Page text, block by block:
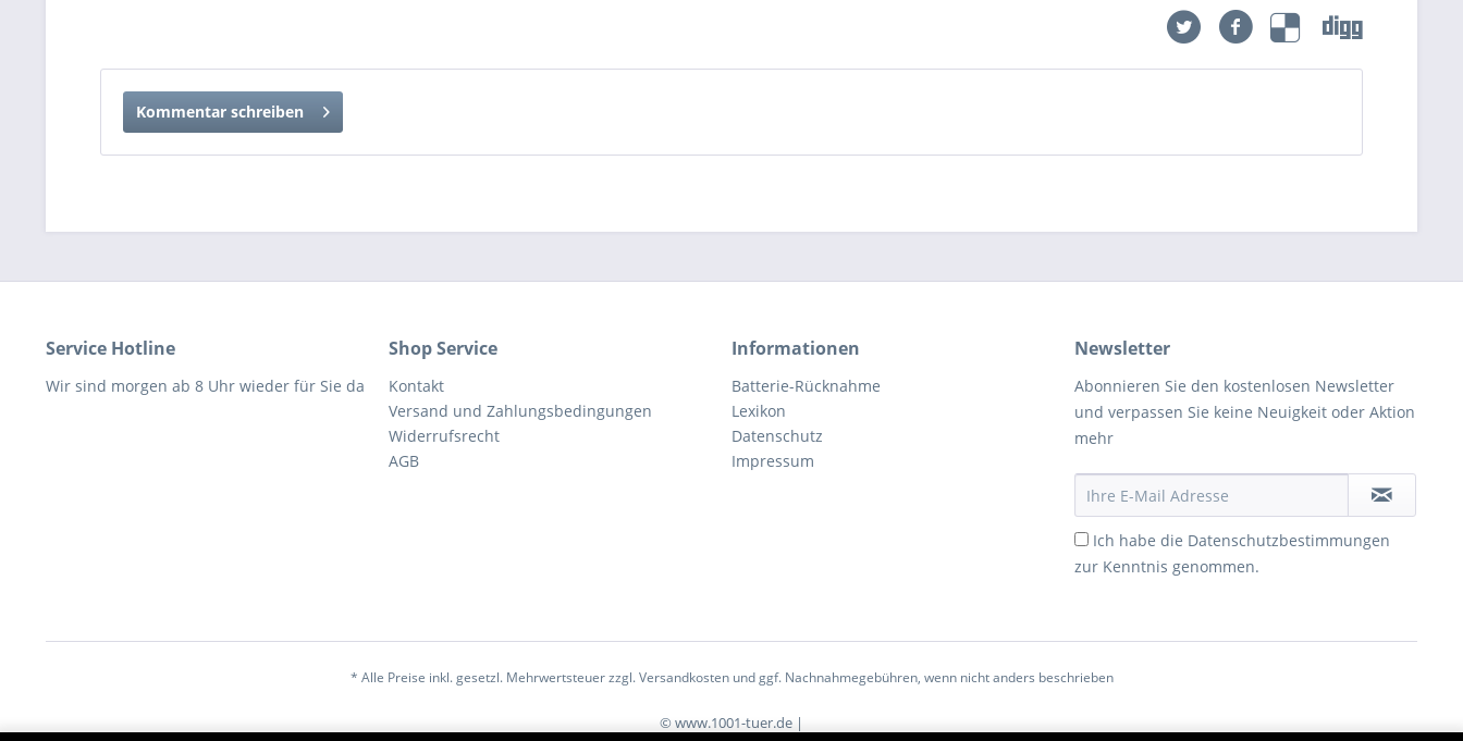
Kommentar schreiben
Service Hotline
Wir sind morgen ab 8 Uhr wieder für Sie da
Shop Service
Kontakt
Versand und Zahlungsbedingungen
Widerrufsrecht
AGB
Informationen
Batterie-Rücknahme
Lexikon
Datenschutz
Impressum
Newsletter
Abonnieren Sie den kostenlosen Newsletter
und verpassen Sie keine Neuigkeit oder Aktion
mehr
Ich habe die Datenschutzbestimmungen
zur Kenntnis genommen.
* Alle Preise inkl. gesetzl. Mehrwertsteuer zzgl.Versandkostenund ggf. Nachnahmegebühren, wenn nicht anders beschrieben
© www.1001-tuer.de |